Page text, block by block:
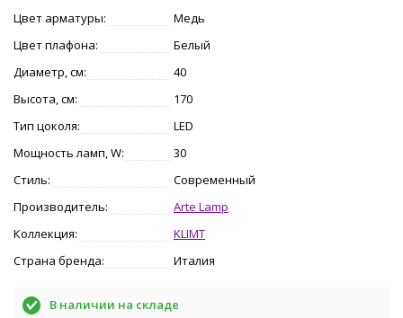
Цвет арматуры:
Медь
Цвет плафона:
Белый
Диаметр, см:
40
Высота, см:
170
Тип цоколя:
LED
Мощность ламп, W:
30
Стиль:
Современный
Производитель:
Arte Lamp
Коллекция:
KLIMT
Страна бренда:
Италия
В наличии на складе